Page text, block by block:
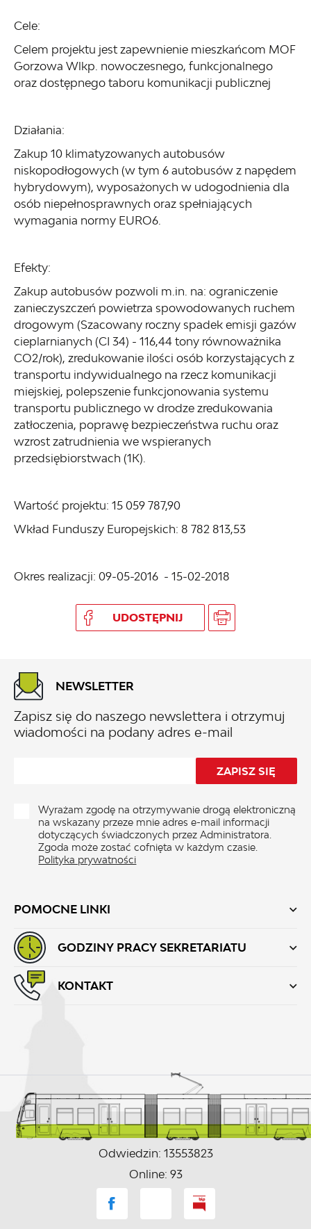
Cele:
Celem projektu jest zapewnienie mieszkańcom MOF
Gorzowa Wlkp. nowoczesnego, funkcjonalnego
oraz dostępnego taboru komunikacji publicznej
Działania:
Zakup 10 klimatyzowanych autobusów
niskopodłogowych (w tym 6 autobusów z napędem
hybrydowym), wyposażonych w udogodnienia dla
osób niepełnosprawnych oraz spełniających
wymagania normy EURO6.
Efekty:
Zakup autobusów pozwoli m.in. na: ograniczenie
zanieczyszczeń powietrza spowodowanych ruchem
drogowym (Szacowany roczny spadek emisji gazów
cieplarnianych (CI 34) - 116,44 tony równoważnika
CO2/rok), zredukowanie ilości osób korzystających z
transportu indywidualnego na rzecz komunikacji
miejskiej, polepszenie funkcjonowania systemu
transportu publicznego w drodze zredukowania
zatłoczenia, poprawę bezpieczeństwa ruchu oraz
wzrost zatrudnienia we wspieranych
przedsiębiorstwach (1K).
Wartość projektu: 15 059 787,90
Wkład Funduszy Europejskich: 8 782 813,53
Okres realizacji: 09-05-2016 - 15-02-2018
UDOSTĘPNIJ
POMOCNE LINKI
NEWSLETTER
Zapisz się do naszego newslettera i otrzymuj
wiadomości na podany adres e-mail
Wyrażam zgodę na otrzymywanie drogą elektroniczną
na wskazany przeze mnie adres e-mail informacji
dotyczących świadczonych przez Administratora.
Zgoda może zostać cofnięta w każdym czasie.
Polityka prywatności
GODZINY PRACY SEKRETARIATU
KONTAKT
Odwiedzin: 13553823
Online: 93